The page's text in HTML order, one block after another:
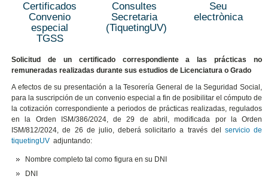
Certificados
Convenio
especial
TGSS
Consultes
Secretaria
(TiquetingUV)
Seu
electrònica
Solicitud de un certificado correspondiente a las prácticas no
remuneradas realizadas durante sus estudios de Licenciatura o Grado
A efectos de su presentación a la Tesorería General de la Seguridad Social,
para la suscripción de un convenio especial a fin de posibilitar el cómputo de
la cotización correspondiente a periodos de prácticas realizadas, regulados
en la Orden ISM/386/2024, de 29 de abril, modificada por la Orden
ISM/812/2024, de 26 de julio, deberá solicitarlo a través del servicio de
tiquetingUV adjuntando:
Nombre completo tal como figura en su DNI
DNI